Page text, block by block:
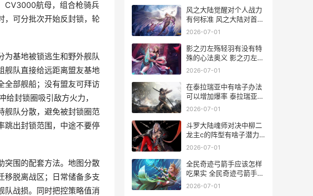
CV3000航母，组合枪骑兵
，可分批次开始反封锁，轮
为基地被锁逃生和野外舰队
舰队直接给远距离盟友基地
全部舰船；没有盟友可拜访
封锁圈吸引敌方火力，
舰队分散，避免被封锁圈范
跳出封锁范围，中途不要停
突围的配套方法。地图分散
移脱离战区；日常储备多支
队战损。同时把控策略值消
风之大陆觉醒对个人战力
有何标准 风之大陆对首领
伤害
2026-07-01
影之刃左殇轻羽有没有特
殊的心法奥义 影之刃左殇
轻羽连招
2026-07-01
在泰拉瑞亚中有啥子办法
可以增加爆率 泰拉瑞亚中
有猩红祭坛的种子码
2026-07-01
斗罗大陆魂师对决中柳二
龙主c的阵型有啥子潜力
斗罗大陆魂师对决无限金
2026-07-01
全民奇迹弓箭手应该怎样
吃果实 全民奇迹弓箭手法
攻还是物攻
2026-07-01